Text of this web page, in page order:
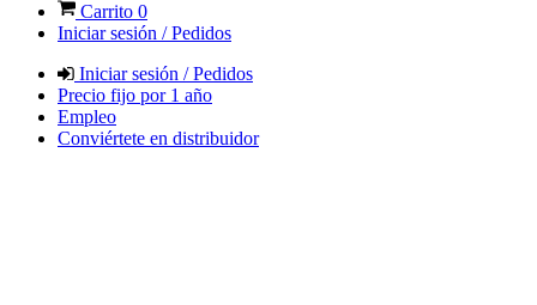
Carrito 0
Iniciar sesión / Pedidos
Iniciar sesión / Pedidos
Precio fijo por 1 año
Empleo
Conviértete en distribuidor